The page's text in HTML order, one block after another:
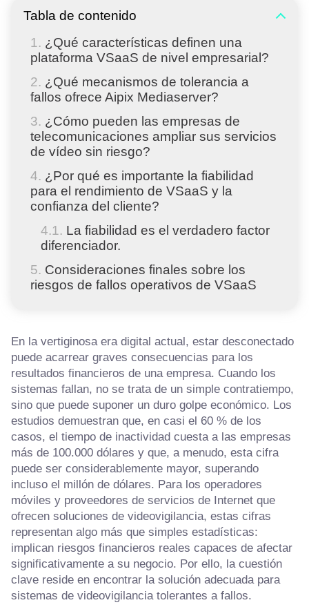
Tabla de contenido
¿Qué características definen una
plataforma VSaaS de nivel empresarial?
¿Qué mecanismos de tolerancia a
fallos ofrece Aipix Mediaserver?
¿Cómo pueden las empresas de
telecomunicaciones ampliar sus servicios
de vídeo sin riesgo?
¿Por qué es importante la fiabilidad
para el rendimiento de VSaaS y la
confianza del cliente?
La fiabilidad es el verdadero factor
diferenciador.
Consideraciones finales sobre los
riesgos de fallos operativos de VSaaS
En la vertiginosa era digital actual, estar desconectado
puede acarrear graves consecuencias para los
resultados financieros de una empresa. Cuando los
sistemas fallan, no se trata de un simple contratiempo,
sino que puede suponer un duro golpe económico. Los
estudios demuestran que, en casi el 60 % de los
casos, el tiempo de inactividad cuesta a las empresas
más de 100.000 dólares y que, a menudo, esta cifra
puede ser considerablemente mayor, superando
incluso el millón de dólares. Para los operadores
móviles y proveedores de servicios de Internet que
ofrecen soluciones de videovigilancia, estas cifras
representan algo más que simples estadísticas:
implican riesgos financieros reales capaces de afectar
significativamente a su negocio. Por ello, la cuestión
clave reside en encontrar la solución adecuada para
sistemas de videovigilancia tolerantes a fallos.